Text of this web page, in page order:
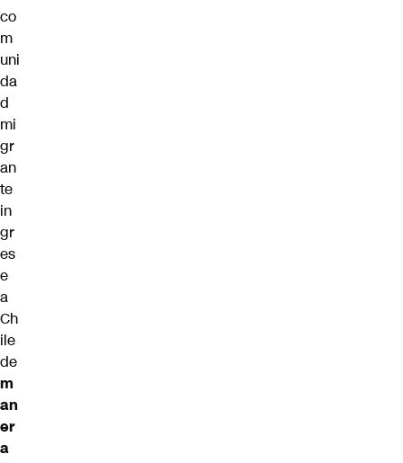
co
m
uni
da
d
mi
gr
an
te
in
gr
es
e
a
Ch
ile
de
m
an
er
a